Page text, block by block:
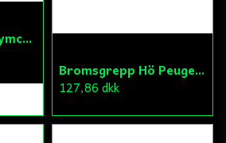
Bromsgrepp Hö Kymco/Sym
Bromsgrepp Hö Peugeot Ludix/Speedfight/Vivacity
127,86 dkk